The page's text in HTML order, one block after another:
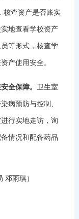
核查资产是否账实
地查看学校资产
等形式，核查学
产使用安全。
全保障。 卫生室
病预防与控制、
行实地走访，询
情况和配备药品
局 邓雨琪）